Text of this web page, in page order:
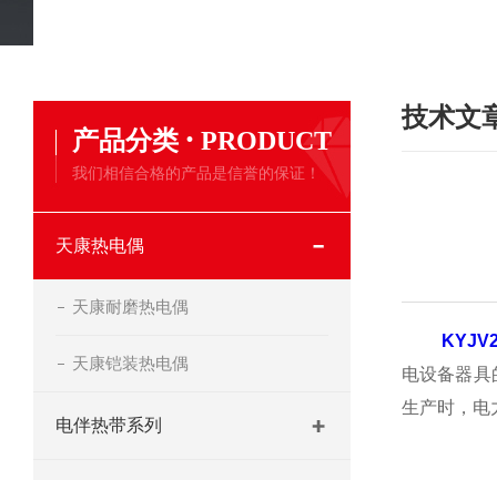
产品分类 · PRODUCT
我们相信合格的产品是信誉的保证！
天康热电偶
天康耐磨热电偶
天康铠装热电偶
电伴热带系列
技术文
电设备器
生产时，电